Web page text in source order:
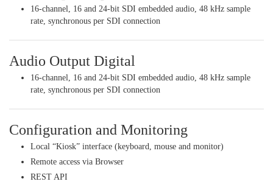
16-channel, 16 and 24-bit SDI embedded audio, 48 kHz sample
rate, synchronous per SDI connection
Audio Output Digital
16-channel, 16 and 24-bit SDI embedded audio, 48 kHz sample
rate, synchronous per SDI connection
Configuration and Monitoring
Local “Kiosk” interface (keyboard, mouse and monitor)
Remote access via Browser
REST API